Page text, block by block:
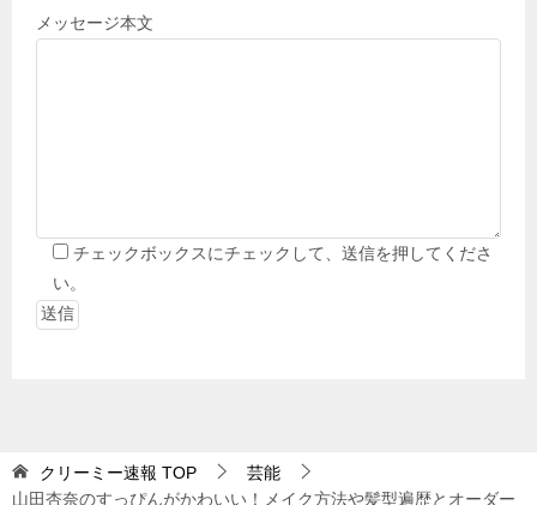
メッセージ本文
チェックボックスにチェックして、送信を押してくださ
い。
クリーミー速報 TOP
芸能
山田杏奈のすっぴんがかわいい！メイク方法や髪型遍歴とオーダー